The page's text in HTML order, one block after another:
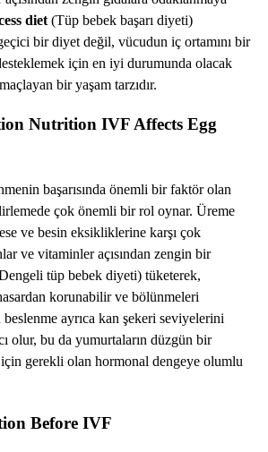
diet (Tüp bebek başarı diyeti)
bir diyet değil, vücudun iç ortamını bir
için en iyi durumunda olacak
bir yaşam tarzıdır.
Nutrition IVF Affects Egg
başarısında önemli bir faktör olan
çok önemli bir rol oynar. Üreme
ve besin eksikliklerine karşı çok
ve vitaminler açısından zengin bir
tüp bebek diyeti) tüketerek,
korunabilir ve bölünmeleri
ayrıca kan şekeri seviyelerini
olur, bu da yumurtaların düzgün bir
için gerekli olan hormonal dengeye olumlu
Before IVF